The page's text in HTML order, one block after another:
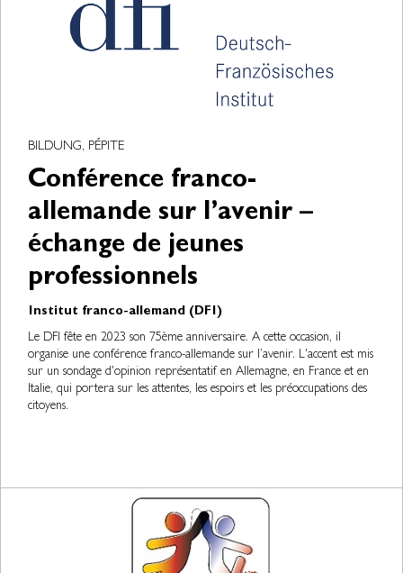
BILDUNG, PÉPITE
Conférence franco-
allemande sur l’avenir –
échange de jeunes
professionnels
Institut franco-allemand (DFI)
Le DFI fête en 2023 son 75ème anniversaire. A cette occasion, il
organise une conférence franco-allemande sur l’avenir. L'accent est mis
sur un sondage d'opinion représentatif en Allemagne, en France et en
Italie, qui portera sur les attentes, les espoirs et les préoccupations des
citoyens.